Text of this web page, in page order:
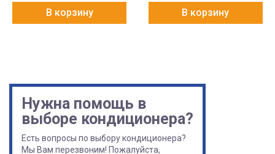
В корзину В корзину
Нужна помощь в
выборе кондиционера?
Есть вопросы по выбору кондиционера?
Мы Вам перезвоним! Пожалуйста,